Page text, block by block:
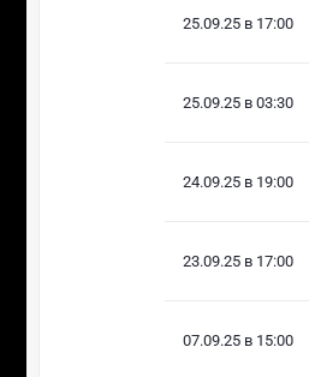
25.09.25 в 17:00
25.09.25 в 03:30
24.09.25 в 19:00
23.09.25 в 17:00
07.09.25 в 15:00